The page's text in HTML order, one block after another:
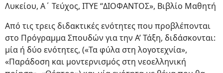
Λυκείου, Α΄ Τεύχος, ITYE “ΔΙΟΦΑΝΤΟΣ», Βιβλίο Μαθητή
Από τις τρεις διδακτικές ενότητες που προβλέπονται
στο Πρόγραμμα Σπουδών για την Α’ Τάξη, διδάσκονται:
μία ή δύο ενότητες, («Τα φύλα στη λογοτεχνία»,
«Παράδοση και μοντερνισμός στη νεοελληνική